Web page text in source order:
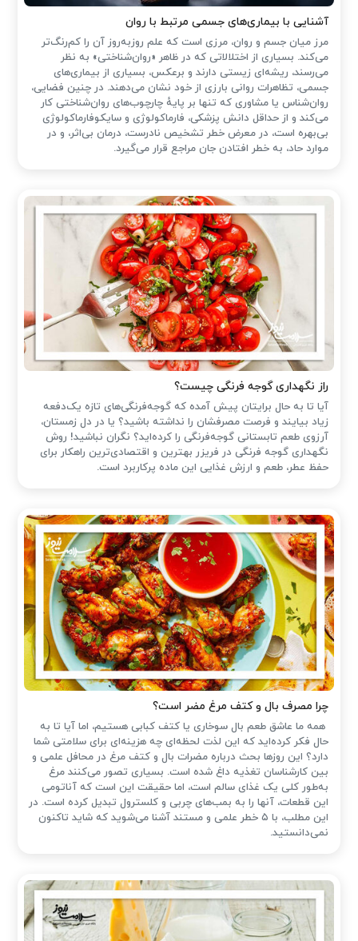
آشنایی با بیماری‌های جسمی مرتبط با روان
مرز میان جسم و روان، مرزی است که علم روزبه‌روز آن را کم‌رنگ‌تر
می‌کند. بسیاری از اختلالاتی که در ظاهر «روان‌شناختی» به نظر
می‌رسند، ریشه‌ای زیستی دارند و برعکس، بسیاری از بیماری‌های
جسمی، تظاهرات روانی بارزی از خود نشان می‌دهند. در چنین فضایی،
روان‌شناس یا مشاوری که تنها بر پایهٔ چارچوب‌های روان‌شناختی کار
می‌کند و از حداقل دانش پزشکی، فارماکولوژی و سایکوفارماکولوژی
بی‌بهره است، در معرض خطر تشخیص نادرست، درمان بی‌اثر، و در
موارد حاد، به خطر افتادن جان مراجع قرار می‌گیرد.
راز نگهداری گوجه فرنگی چیست؟
آیا تا به حال برایتان پیش آمده که گوجه‌فرنگی‌های تازه یک‌دفعه
زیاد بیایند و فرصت مصرفشان را نداشته باشید؟ یا در دل زمستان،
آرزوی طعم تابستانی گوجه‌فرنگی را کرده‌اید؟ نگران نباشید! روش
نگهداری گوجه فرنگی در فریزر بهترین و اقتصادی‌ترین راهکار برای
حفظ عطر، طعم و ارزش غذایی این ماده پرکاربرد است.
چرا مصرف بال و کتف مرغ مضر است؟
همه ما عاشق طعم بال سوخاری یا کتف کبابی هستیم، اما آیا تا به
حال فکر کرده‌اید که این لذت لحظه‌ای چه هزینه‌ای برای سلامتی شما
دارد؟ این روزها بحث درباره مضرات بال و کتف مرغ در محافل علمی و
بین کارشناسان تغذیه داغ شده است. بسیاری تصور می‌کنند مرغ
به‌طور کلی یک غذای سالم است، اما حقیقت این است که آناتومی
این قطعات، آنها را به بمب‌های چربی و کلسترول تبدیل کرده است. در
این مطلب، با ۵ خطر علمی و مستند آشنا می‌شوید که شاید تاکنون
نمی‌دانستید.